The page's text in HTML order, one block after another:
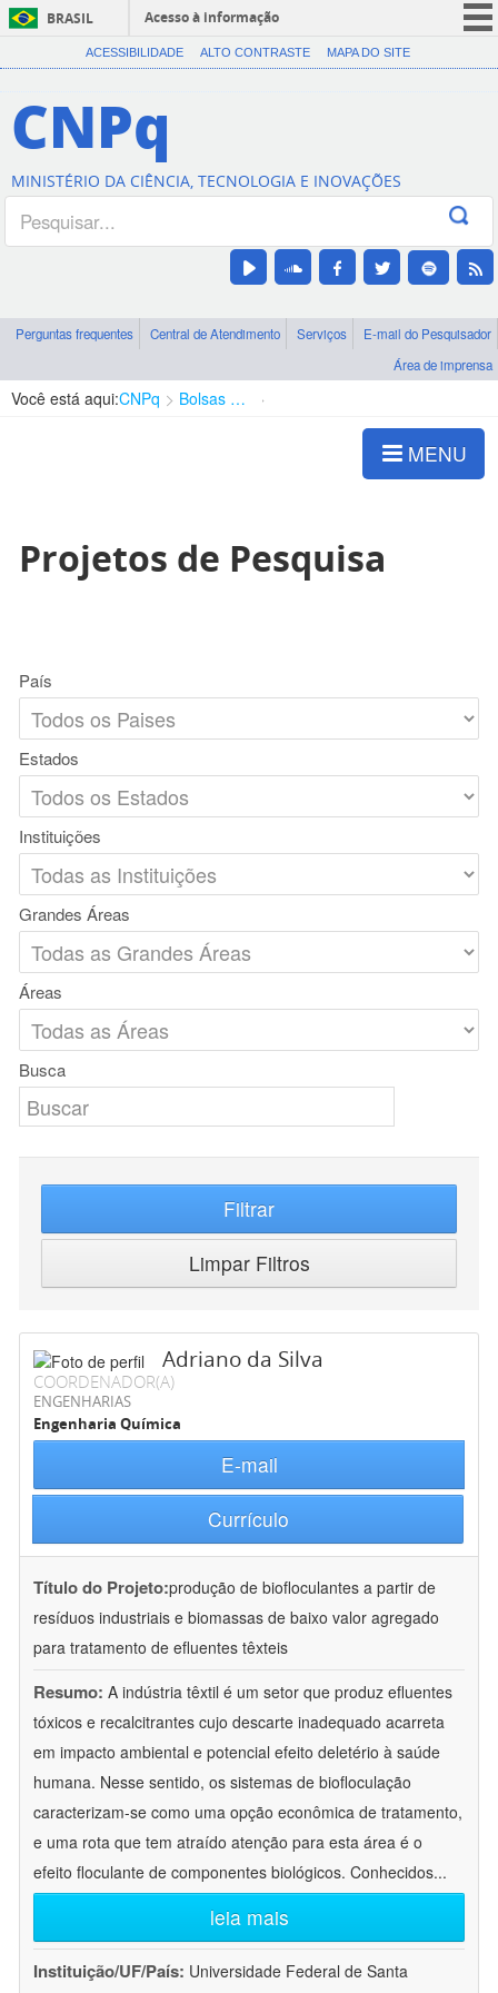
BRASIL
Acesso à informação
CORONAVÍRUS (COVID-19)
Canais
ACESSIBILIDADE ALTO CONTRASTE MAPA DO SITE
CNPq
MINISTÉRIO DA CIÊNCIA, TECNOLOGIA E INOVAÇÕES
Perguntas frequentes Central de Atendimento Serviços
E-mail do Pesquisador
Área de imprensa
Você está aqui:CNPq Bolsas e Auxílios Vigentes
MENU
Projetos de Pesquisa
País
Estados
Instituições
Grandes Áreas
Áreas
Busca
Filtrar
Limpar Filtros
Adriano da Silva
COORDENADOR(A)
ENGENHARIAS
Engenharia Química
E-mail
Currículo
Título do Projeto:produção de biofloculantes a partir de
resíduos industriais e biomassas de baixo valor agregado
para tratamento de efluentes têxteis
Resumo: A indústria têxtil é um setor que produz efluentes
tóxicos e recalcitrantes cujo descarte inadequado acarreta
em impacto ambiental e potencial efeito deletério à saúde
humana. Nesse sentido, os sistemas de biofloculação
caracterizam-se como uma opção econômica de tratamento,
e uma rota que tem atraído atenção para esta área é o
efeito floculante de componentes biológicos. Conhecidos...
leia mais
Instituição/UF/País: Universidade Federal de Santa